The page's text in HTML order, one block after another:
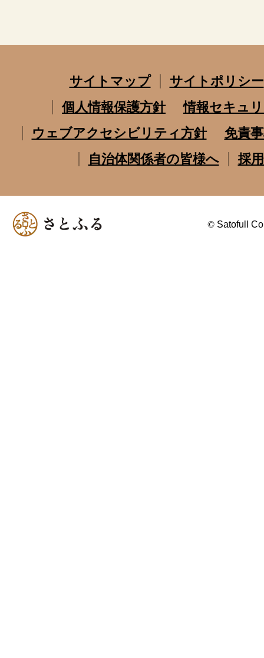
サイトマップ
サイトポリシー
個人情報保護方針
情報セキュ
ウェブアクセシビリティ方針
免責
自治体関係者の皆様へ
採
© Satofull